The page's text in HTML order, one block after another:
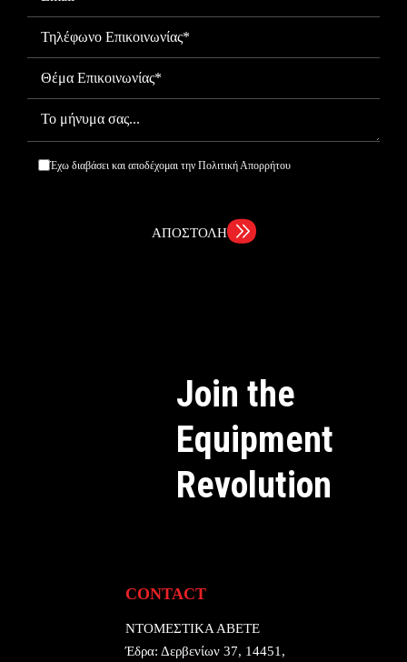
Έχω διαβάσει και αποδέχομαι την Πολιτική Απορρήτου
ΑΠΟΣΤΟΛΗ
Join the
Equipment
Revolution
CONTACT
ΝΤΟΜΕΣΤΙΚΑ ΑΒΕΤΕ
Έδρα: Δερβενίων 37, 14451,